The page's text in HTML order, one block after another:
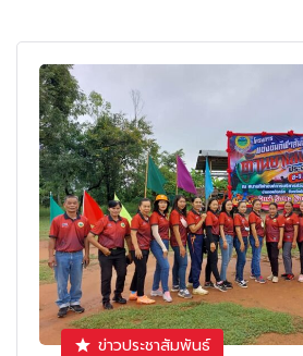
ข่าวประชาสัมพันธ์